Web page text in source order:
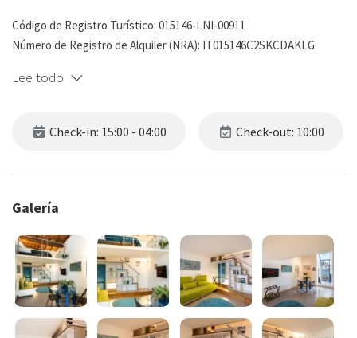
Código de Registro Turístico: 015146-LNI-00911
Número de Registro de Alquiler (NRA): IT015146C2SKCDAKLG
Lee todo
Check-in: 15:00 - 04:00 Check-out: 10:00
Galería